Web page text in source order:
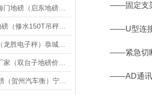
——固定支架
——U型连接
——紧急切断按
——AD通讯接